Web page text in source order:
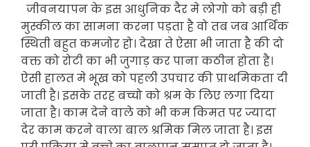
जीवनयापन के इस आधुनिक दैर मे लोगो को बड़ी ही
मुस्कील का सामना करना पड़ता है वो तब जब आर्थिक
स्थिती बहुत कमजोर हो। देखा ते ऐसा भी जाता है की दो
वक्त को रोटी का भी जुगाड़ कर पाना कठीन होता है।
ऐसी हालत मे भूख को पहली उपचार की प्राथमिकता दी
जाती है। इसके तरह बच्चो को श्रम के लिए लगा दिया
जाता है। काम देने वाले को भी कम किमत पर ज्यादा
देर काम करने वाला बाल श्रमिक मिल जाता है। इस